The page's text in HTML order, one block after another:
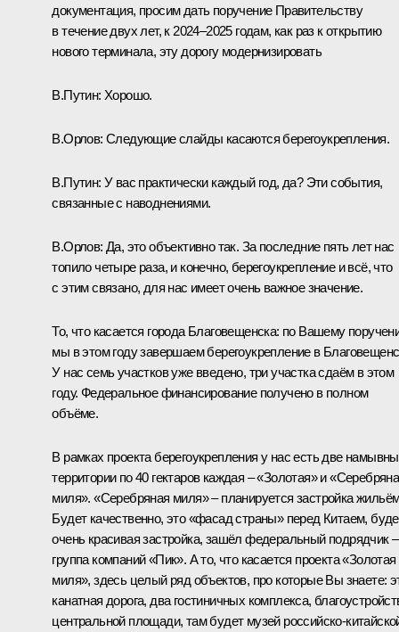
документация, просим дать поручение Правительству
в течение двух лет, к 2024–2025 годам, как раз к открытию
нового терминала, эту дорогу модернизировать
В.Путин: Хорошо.
В.Орлов: Следующие слайды касаются берегоукрепления.
В.Путин: У вас практически каждый год, да? Эти события,
связанные с наводнениями.
В.Орлов: Да, это объективно так. За последние пять лет нас
топило четыре раза, и конечно, берегоукрепление и всё, что
с этим связано, для нас имеет очень важное значение.
То, что касается города Благовещенска: по Вашему
мы в этом году завершаем берегоукрепление в
У нас семь участков уже введено, три участка сдаём в этом
году. Федеральное финансирование получено в полном
объёме.
В рамках проекта берегоукрепления у нас есть две
территории по 40 гектаров каждая – «Золотая» и
миля». «Серебряная миля» – планируется застройка
Будет качественно, это «фасад страны» перед Китаем,
очень красивая застройка, зашёл федеральный подрядчик –
группа компаний «Пик». А то, что касается проекта «Золотая
миля», здесь целый ряд объектов, про которые Вы знаете:
канатная дорога, два гостиничных комплекса,
центральной площади, там будет музей российско-